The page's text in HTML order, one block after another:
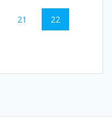
Página
21 Página
22